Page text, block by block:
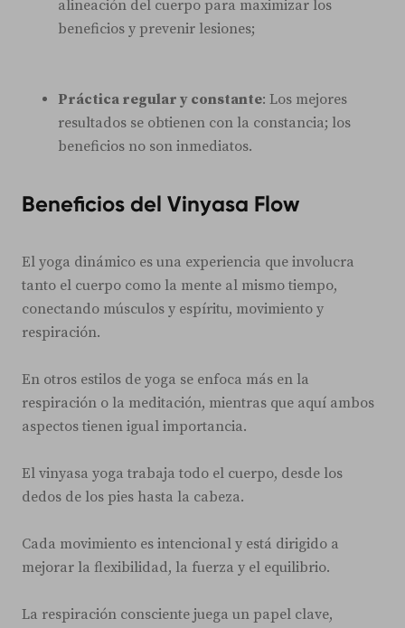
alineación del cuerpo para maximizar los
beneficios y prevenir lesiones;
Práctica regular y constante: Los mejores
resultados se obtienen con la constancia; los
beneficios no son inmediatos.
Beneficios del Vinyasa Flow
El yoga dinámico es una experiencia que involucra
tanto el cuerpo como la mente al mismo tiempo,
conectando músculos y espíritu, movimiento y
respiración.
En otros estilos de yoga se enfoca más en la
respiración o la meditación, mientras que aquí ambos
aspectos tienen igual importancia.
El vinyasa yoga trabaja todo el cuerpo, desde los
dedos de los pies hasta la cabeza.
Cada movimiento es intencional y está dirigido a
mejorar la flexibilidad, la fuerza y el equilibrio.
La respiración consciente juega un papel clave,